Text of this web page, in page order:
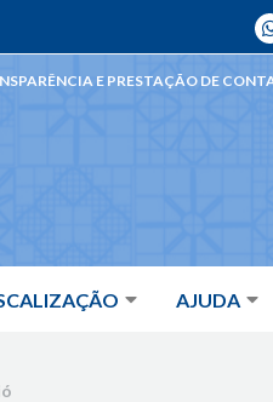
AJUDA
E PRESTAÇÃO DE